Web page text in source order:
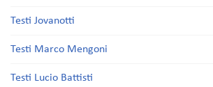
Testi Jovanotti
Testi Marco Mengoni
Testi Lucio Battisti